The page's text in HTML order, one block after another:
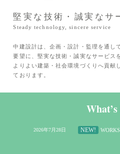
堅実な技術・誠実なサ
Steady technology, sincere service
中建設計は、企画・設計・監理を通し
要望に、堅実な技術・誠実なサービス
よりよい建築・社会環境づくりへ貢献
ております。
2026年7月28日 NEW!